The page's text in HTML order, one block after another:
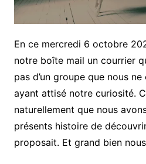
En ce mercredi 6 octobre
notre boîte mail un courrier
pas d’un groupe que nous
ayant attisé notre curiosité.
naturellement que nous
présents histoire de
proposait. Et grand bien